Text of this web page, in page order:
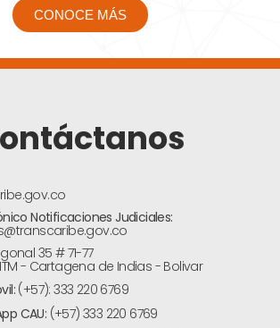
CONOCE MÁS
Notificaciones Judiciales:
35 # 71-77
- Cartagena de Indias - Bolivar
(+57): 333 220 6769
CAU: (+57) 333 220 6769